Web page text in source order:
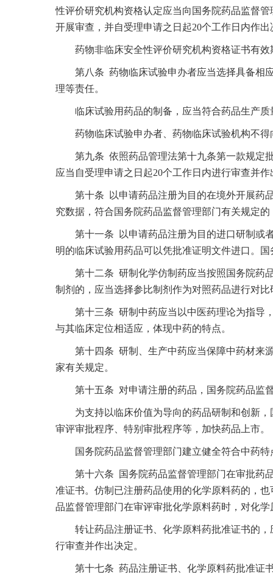
性评价研究机构资格认定应当向国务院药品监督
开展审查，并自受理申请之日起20个工作日内作
药物非临床安全性评价研究机构资格证书有效
第八条 药物临床试验申办者应当选择具备相应
理等责任。
临床试验用药品的制备，应当符合药品生产质
药物临床试验申办者、药物临床试验机构不得
第九条 依照药品管理法第十九条第一款规定批
应当自受理申请之日起20个工作日内进行审查并作
第十条 以申请药品注册为目的在境外开展药品
究数据，符合国务院药品监督管理部门有关规定
第十一条 以申请药品注册为目的进口研制或者
明的临床试验用药品可以凭批准证明文件进口。
第十二条 研制化学仿制药应当按照国务院药品
制剂的，应当选择参比制剂作为对照药品进行对比
第十三条 研制中药应当以中医药理论为指导，
与其临床定位相适应，体现中药的特点。
第十四条 研制、生产中药应当保障中药材来源
家有关规定。
第十五条 对申请注册的药品，国务院药品监督
为支持以临床价值为导向的药品研制和创新，
审评审批程序、特别审批程序等，加快药品上市。
国务院药品监督管理部门建立健全符合中药特
第十六条 国务院药品监督管理部门在审批药品
准证书。仿制已注册药品使用的化学原料药的，
品监督管理部门在审评审批化学原料药时，对化
转让药品注册证书、化学原料药批准证书的，
行审查并作出决定。
第十七条 药品注册证书、化学原料药批准证书